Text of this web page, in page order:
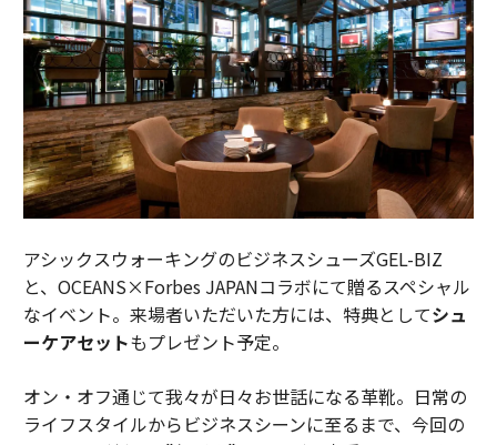
アシックスウォーキングのビジネスシューズGEL-BIZ
と、OCEANS×Forbes JAPANコラボにて贈るスペシャル
なイベント。来場者いただいた方には、特典としてシュ
ーケアセットもプレゼント予定。
オン・オフ通じて我々が日々お世話になる革靴。日常の
ライフスタイルからビジネスシーンに至るまで、今回の